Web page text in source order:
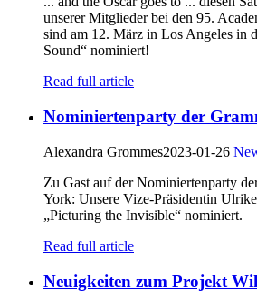
unserer Mitglieder bei den 95.
sind am 12. März in Los Angeles in
Sound“ nominiert!
Read full article
Nominiertenparty der
Alexandra Grommes2023-01-26
Zu Gast auf der Nominiertenparty
York: Unsere Vize-Präsidentin
„Picturing the Invisible“ nominiert.
Read full article
Neuigkeiten zum Projekt